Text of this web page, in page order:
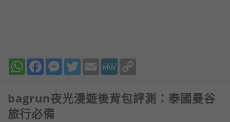
WhatsAppFacebookMessenger
TwitterEmail MeWe
bagrun夜光漫遊後背包評測：泰國曼谷
旅行必備